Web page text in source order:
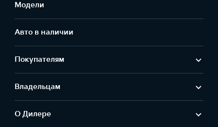
Модели
Авто в наличии
Покупателям
Владельцам
О Дилере